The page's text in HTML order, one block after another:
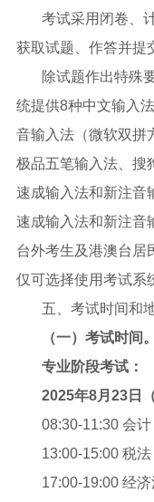
考试采用闭卷、
获取试题、作答并提
除试题作出特殊
统提供8种中文输入
音输入法（微软双拼
极品五笔输入法、搜
速成输入法和新注音
速成输入法和新注音
台外考生及港澳台居
仅可选择使用考试系
五、考试时间和
（一）考试时间。
专业阶段考试：
2025年8月23日
08:30-11:30 会计
13:00-15:00 税法
17:00-19:00 经济